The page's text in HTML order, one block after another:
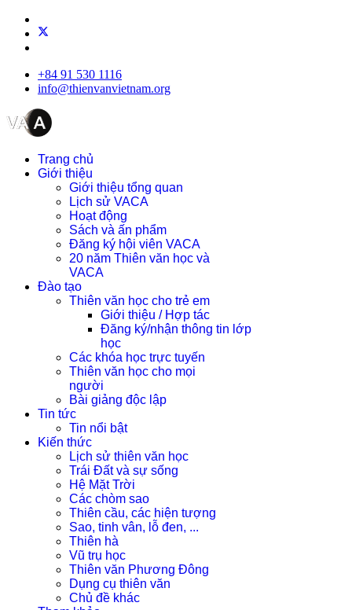
+84 91 530 1116
info@thienvanvietnam.org
Trang chủ
Giới thiệu
Giới thiệu tổng quan
Lịch sử VACA
Hoạt động
Sách và ấn phẩm
Đăng ký hội viên VACA
20 năm Thiên văn học và
VACA
Đào tạo
Thiên văn học cho trẻ em
Giới thiệu / Hợp tác
Đăng ký/nhận thông tin lớp
học
Các khóa học trực tuyến
Thiên văn học cho mọi
người
Bài giảng độc lập
Tin tức
Tin nổi bật
Kiến thức
Lịch sử thiên văn học
Trái Đất và sự sống
Hệ Mặt Trời
Các chòm sao
Thiên cầu, các hiện tượng
Sao, tinh vân, lỗ đen, ...
Thiên hà
Vũ trụ học
Thiên văn Phương Đông
Dụng cụ thiên văn
Chủ đề khác